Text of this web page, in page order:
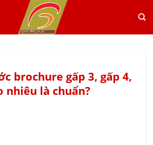
brochure gấp 3, gấp 4,
nhiêu là chuẩn?